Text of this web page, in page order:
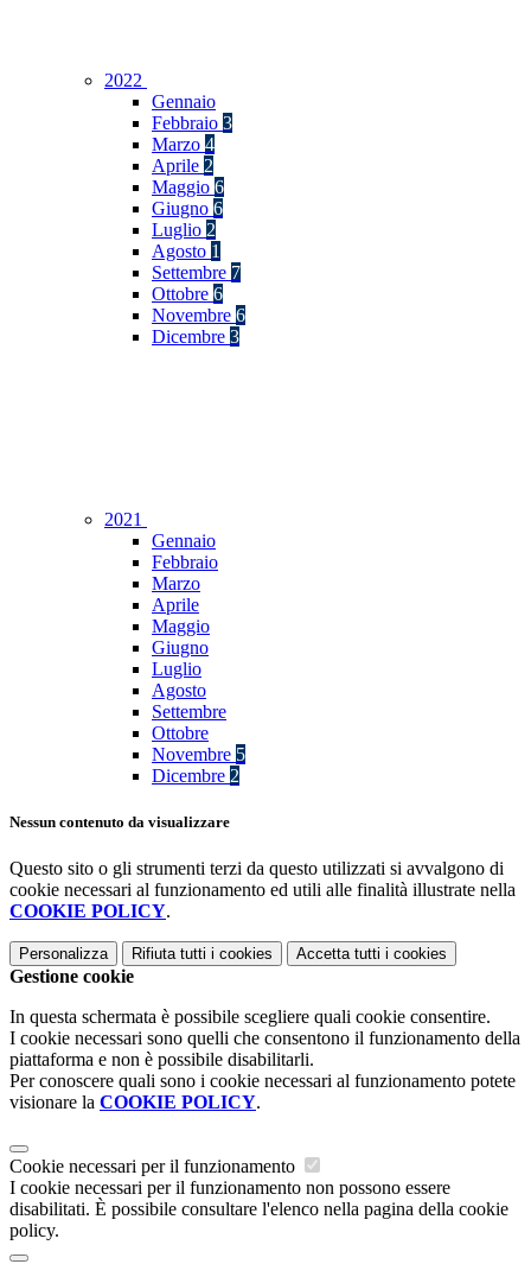
2022
Gennaio
Febbraio 3
Marzo 4
Aprile 2
Maggio 6
Giugno 6
Luglio 2
Agosto 1
Settembre 7
Ottobre 6
Novembre 6
Dicembre 3
2021
Gennaio
Febbraio
Marzo
Aprile
Maggio
Giugno
Luglio
Agosto
Settembre
Ottobre
Novembre 5
Dicembre 2
Nessun contenuto da visualizzare
Questo sito o gli strumenti terzi da questo utilizzati si avvalgono di
cookie necessari al funzionamento ed utili alle finalità illustrate nella
COOKIE POLICY.
Personalizza Rifiuta tutti i cookies Accetta tutti i cookies
Gestione cookie
In questa schermata è possibile scegliere quali cookie consentire.
I cookie necessari sono quelli che consentono il funzionamento della
piattaforma e non è possibile disabilitarli.
Per conoscere quali sono i cookie necessari al funzionamento potete
visionare la COOKIE POLICY.
Cookie necessari per il funzionamento
I cookie necessari per il funzionamento non possono essere
disabilitati. È possibile consultare l'elenco nella pagina della cookie
policy.